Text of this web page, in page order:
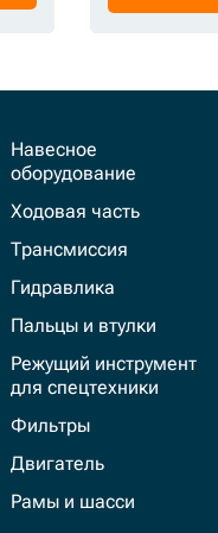
Навесное
оборудование
Ходовая часть
Трансмиссия
Гидравлика
Пальцы и втулки
Режущий инструмент
для спецтехники
Фильтры
Двигатель
Рамы и шасси